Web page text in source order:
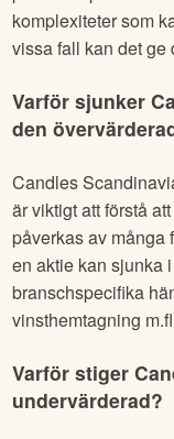
komplexiteter som
vissa fall kan det ge
Varför sjunker
den
Candles
är viktigt att förstå
påverkas av många
en aktie kan sjunka
branschspecifika
vinsthemtagning
Varför stiger
undervärderad?